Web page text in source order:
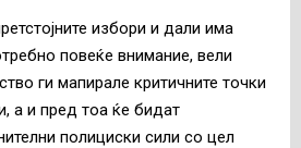
избори и дали има
повеќе внимание, вели
ги мапирале критичните точки
а и пред тоа ќе бидат
полициски сили со цел